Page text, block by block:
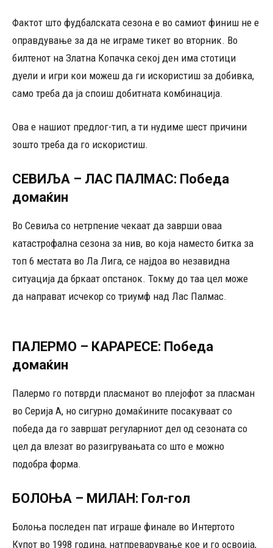
Фактот што фудбалската сезона е во самиот финиш не е
оправдување за да не играме тикет во вторник. Во
билтенот на Златна Копачка секој ден има стотици
дуели и игри кои можеш да ги искористиш за добивка,
само треба да ја споиш добитната комбинација.
Ова е нашиот предлог-тип, а ти нудиме шест причини
зошто треба да го искористиш.
СЕВИЉА – ЛАС ПАЛМАС: Победа
домаќин
Во Севиља со нетрпение чекаат да заврши оваа
катастрофална сезона за нив, во која наместо битка за
топ 6 местата во Ла Лига, се најдоа во незавидна
ситуација да бркаат опстанок. Токму до таа цел може
да направат исчекор со триумф над Лас Палмас.
ПАЛЕРМО – КАРАРЕСЕ: Победа
домаќин
Палермо го потврди пласманот во плејофот за пласман
во Серија А, но сигурно домаќините посакуваат со
победа да го завршат регуларниот дел од сезоната со
цел да влезат во разигрувањата со што е можно
подобра форма.
БОЛОЊА – МИЛАН: Гол-гол
Болоња последен пат играше финале во Интертото
Купот во 1998 година, натпреварување кое и го освоија,